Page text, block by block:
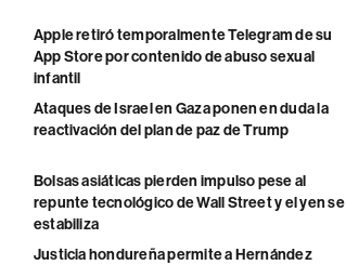
Apple retiró temporalmente Telegram de su
App Store por contenido de abuso sexual
infantil
Ataques de Israel en Gaza ponen en duda la
reactivación del plan de paz de Trump
Bolsas asiáticas pierden impulso pese al
repunte tecnológico de Wall Street y el yen se
estabiliza
Justicia hondureña permite a Hernández